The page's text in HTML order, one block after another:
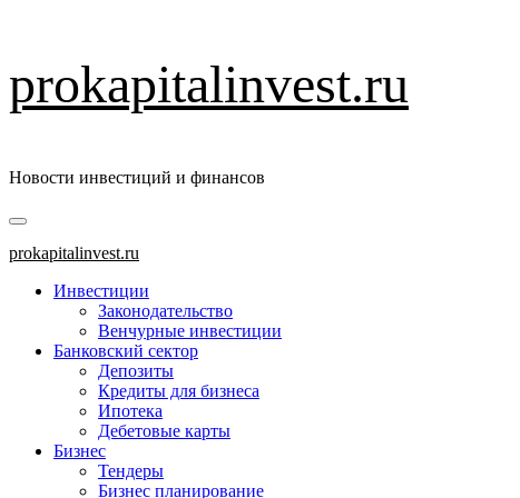
к
содержимому
prokapitalinvest.ru
Новости инвестиций и финансов
Основное
меню
prokapitalinvest.ru
Инвестиции
Законодательство
Венчурные инвестиции
Банковский сектор
Депозиты
Кредиты для бизнеса
Ипотека
Дебетовые карты
Бизнес
Тендеры
Бизнес планирование